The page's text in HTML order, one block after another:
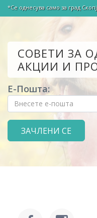
*Се однесува само за град
СОВЕТИ ЗА
АКЦИИ И
Е-Пошта: